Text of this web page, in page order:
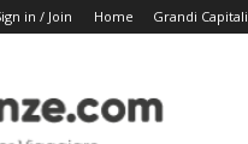
in / Join Home Grandi Capitali